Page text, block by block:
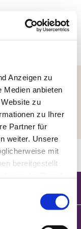
Anzeigen zu
Medien anbieten
zu
zu Ihrer
Partner für
weiter. Unsere
mit
bereitgestellt
Kontakt